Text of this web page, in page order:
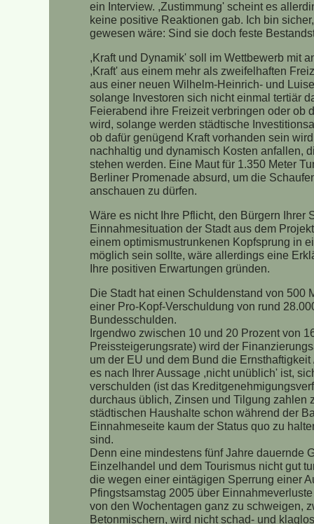
ein Interview. ,Zustimmung' scheint es
keine positive Reaktionen gab. Ich bin
gewesen wäre: Sind sie doch feste
,Kraft und Dynamik' soll im Wettbewerb mit
,Kraft' aus einem mehr als zweifelhaften
aus einer neuen Wilhelm-Heinrich- und
solange Investoren sich nicht einmal tertiär
Feierabend ihre Freizeit verbringen oder ob
wird, solange werden städtische
ob dafür genügend Kraft vorhanden sein
nachhaltig und dynamisch Kosten anfallen,
stehen werden. Eine Maut für 1.350 Meter
Berliner Promenade absurd, um die
anschauen zu dürfen.
Wäre es nicht Ihre Pflicht, den Bürgern Ihrer
Einnahmesituation der Stadt aus dem
einem optimismustrunkenen Kopfsprung in
möglich sein sollte, wäre allerdings eine
Ihre positiven Erwartungen gründen.
Die Stadt hat einen Schuldenstand von 500
einer Pro-Kopf-Verschuldung von rund
Bundesschulden.
Irgendwo zwischen 10 und 20 Prozent von
Preissteigerungsrate) wird der
um der EU und dem Bund die
es nach Ihrer Aussage ,nicht unüblich' ist,
verschulden (ist das
durchaus üblich, Zinsen und Tilgung zahlen
städtischen Haushalte schon während der
Einnahmeseite kaum der Status quo zu
sind.
Denn eine mindestens fünf Jahre dauernde
Einzelhandel und dem Tourismus nicht gut
die wegen einer eintägigen Sperrung einer
Pfingstsamstag 2005 über
von den Wochentagen ganz zu schweigen,
Betonmischern, wird nicht schad- und